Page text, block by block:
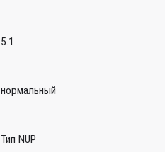
5.1
нормальный
Тип NUP